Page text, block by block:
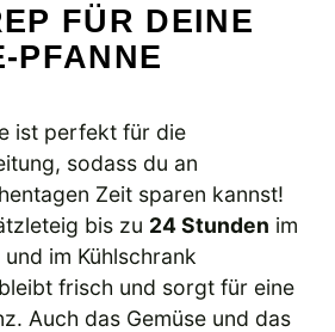
FÜR DEINE
PFANNE
ist perfekt für die
sodass du an
Zeit sparen kannst!
bis zu 24 Stunden im
im Kühlschrank
frisch und sorgt für eine
Auch das Gemüse und das